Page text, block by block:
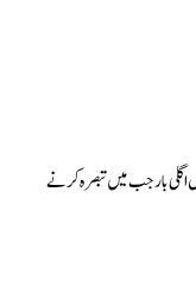
بار جب میں تبصرہ کرنے